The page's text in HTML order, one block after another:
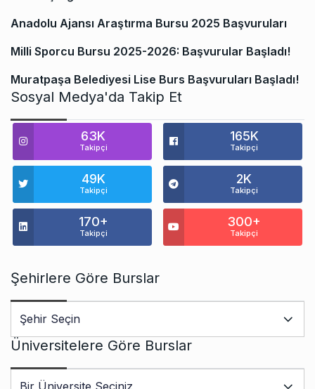
Anadolu Ajansı Araştırma Bursu 2025 Başvuruları
Milli Sporcu Bursu 2025-2026: Başvurular Başladı!
Muratpaşa Belediyesi Lise Burs Başvuruları Başladı!
Sosyal Medya'da Takip Et
63K
Takipçi
165K
Takipçi
49K
Takipçi
2K
Takipçi
170+
Takipçi
300+
Takipçi
Şehirlere Göre Burslar
Üniversitelere Göre Burslar